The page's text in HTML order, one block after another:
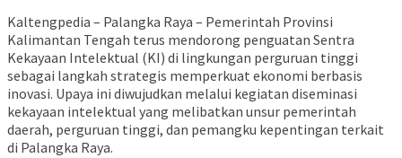
Kaltengpedia – Palangka Raya – Pemerintah Provinsi
Kalimantan Tengah terus mendorong penguatan Sentra
Kekayaan Intelektual (KI) di lingkungan perguruan tinggi
sebagai langkah strategis memperkuat ekonomi berbasis
inovasi. Upaya ini diwujudkan melalui kegiatan diseminasi
kekayaan intelektual yang melibatkan unsur pemerintah
daerah, perguruan tinggi, dan pemangku kepentingan terkait
di Palangka Raya.